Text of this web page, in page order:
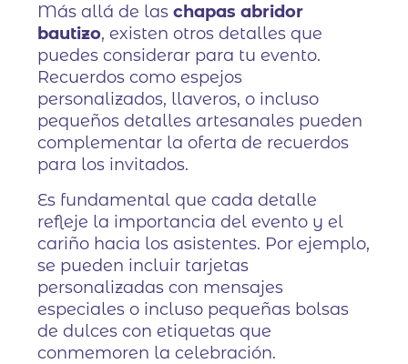
Más allá de laschapas abridor
bautizo, existen otros detalles que
puedes considerar para tu evento.
Recuerdos como espejos
personalizados, llaveros, o incluso
pequeños detalles artesanales pueden
complementar la oferta de recuerdos
para los invitados.
Es fundamental que cada detalle
refleje la importancia del evento y el
cariño hacia los asistentes. Por ejemplo,
se pueden incluir tarjetas
personalizadas con mensajes
especiales o incluso pequeñas bolsas
de dulces con etiquetas que
conmemoren la celebración.